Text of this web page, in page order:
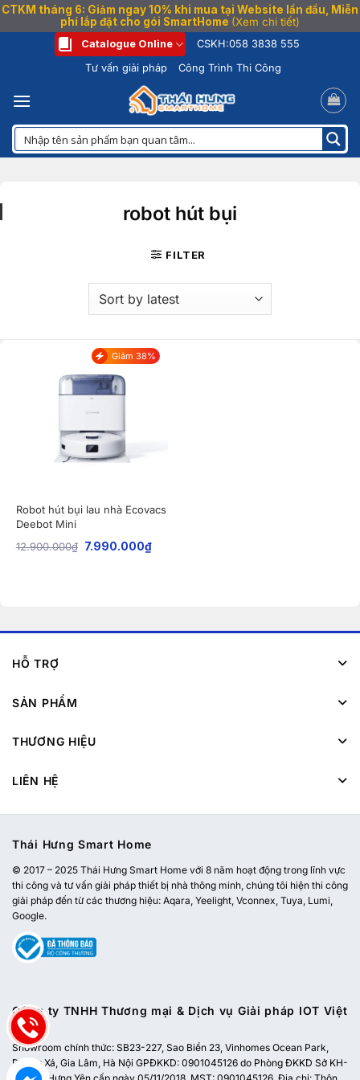
CTKM tháng 6: Giảm ngay 10% khi mua tại Website lần đầu, Miễn
phí lắp đặt cho gói SmartHome (Xem chi tiết)
dung
Catalogue Online CSKH:058 3838 555
Tư vấn giải pháp
Công Trình Thi Công
robot hút bụi
FILTER
Giảm 38%
Robot hút bụi lau nhà Ecovacs
Deebot Mini
12.900.000₫ 7.990.000₫
HỖ TRỢ
SẢN PHẨM
THƯƠNG HIỆU
LIÊN HỆ
Thái Hưng Smart Home
© 2017 – 2025 Thái Hưng Smart Home với 8 năm hoạt động trong lĩnh vực
thi công và tư vấn giải pháp thiết bị nhà thông minh, chúng tôi hiện thi công
giải pháp đến từ các thương hiệu: Aqara, Yeelight, Vconnex, Tuya, Lumi,
Google.
Công ty TNHH Thương mại & Dịch vụ Giải pháp IOT Việt
Nam
Showroom chính thức: SB23-227, Sao Biển 23, Vinhomes Ocean Park,
Dương Xá, Gia Lâm, Hà Nội GPĐKKD: 0901045126 do Phòng ĐKKD Sở KH-